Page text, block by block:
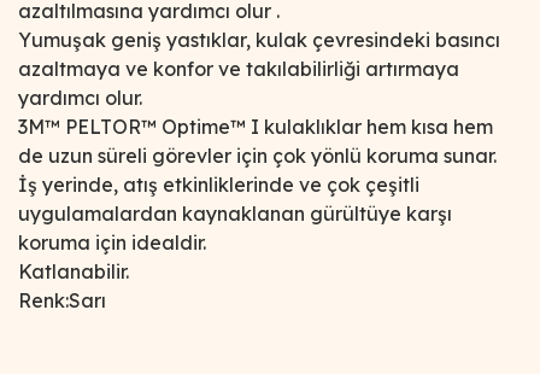
azaltılmasına yardımcı olur .
Yumuşak geniş yastıklar, kulak çevresindeki basıncı
azaltmaya ve konfor ve takılabilirliği artırmaya
yardımcı olur.
3M™ PELTOR™ Optime™ I kulaklıklar hem kısa hem
de uzun süreli görevler için çok yönlü koruma sunar.
İş yerinde, atış etkinliklerinde ve çok çeşitli
uygulamalardan kaynaklanan gürültüye karşı
koruma için idealdir.
Katlanabilir.
Renk:Sarı